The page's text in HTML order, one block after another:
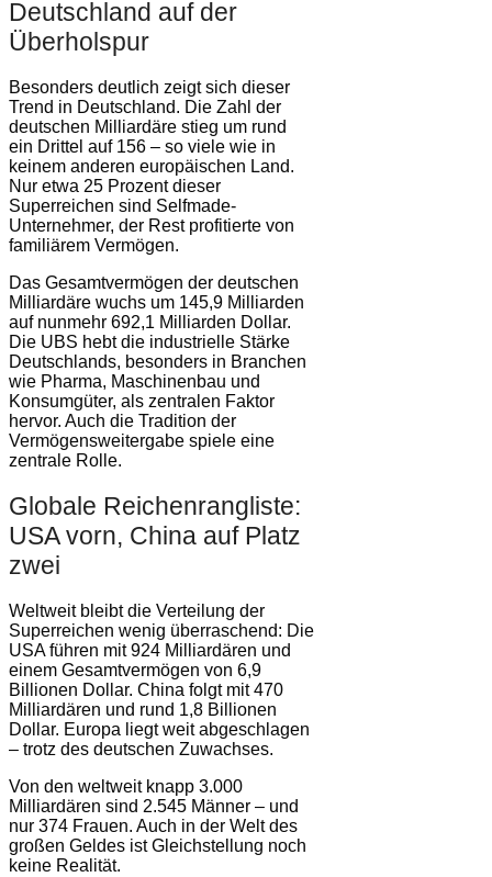
Deutschland auf der
Überholspur
Besonders deutlich zeigt sich dieser
Trend in Deutschland. Die Zahl der
deutschen Milliardäre stieg um rund
ein Drittel auf 156 – so viele wie in
keinem anderen europäischen Land.
Nur etwa 25 Prozent dieser
Superreichen sind Selfmade-
Unternehmer, der Rest profitierte von
familiärem Vermögen.
Das Gesamtvermögen der deutschen
Milliardäre wuchs um 145,9 Milliarden
auf nunmehr 692,1 Milliarden Dollar.
Die UBS hebt die industrielle Stärke
Deutschlands, besonders in Branchen
wie Pharma, Maschinenbau und
Konsumgüter, als zentralen Faktor
hervor. Auch die Tradition der
Vermögensweitergabe spiele eine
zentrale Rolle.
Globale Reichenrangliste:
USA vorn, China auf Platz
zwei
Weltweit bleibt die Verteilung der
Superreichen wenig überraschend: Die
USA führen mit 924 Milliardären und
einem Gesamtvermögen von 6,9
Billionen Dollar. China folgt mit 470
Milliardären und rund 1,8 Billionen
Dollar. Europa liegt weit abgeschlagen
– trotz des deutschen Zuwachses.
Von den weltweit knapp 3.000
Milliardären sind 2.545 Männer – und
nur 374 Frauen. Auch in der Welt des
großen Geldes ist Gleichstellung noch
keine Realität.